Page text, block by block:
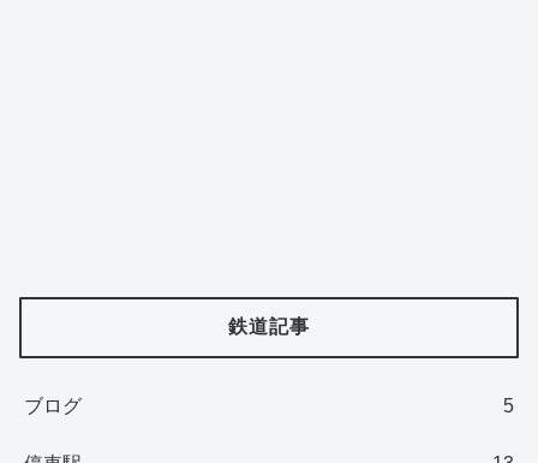
鉄道記事
ブログ 5